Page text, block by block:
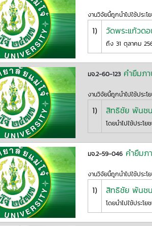
งานวิจัยนี้ถูกนำไปใช้ประ
1) วัดพระแก้วดอ
ถึง 31 ตุลาคม
มจ.2-60-123 คำยืมภ
งานวิจัยนี้ถูกนำไปใช้ประ
1) สิทธิชัย พันช
โดยนำไปใช้ประโ
มจ.2-59-046 คำยืมภ
งานวิจัยนี้ถูกนำไปใช้ประ
1) สิทธิชัย พันช
โดยนำไปใช้ประโ